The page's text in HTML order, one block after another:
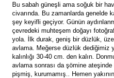
Bu sabah güneşli ama soğuk bir
civarında. Bu zamanlarda genelde
şey keyifli geçiyor. Günün
çevredeki muhteşem doğayı
yola. İlk durak, geniş bir düzlük,
avlama. Meğerse düzlük dediğimiz
kalınlığı 30-40 cm. den kalın.
avlama sonrası da şömine
pişmiş, kurumamış.. Hemen